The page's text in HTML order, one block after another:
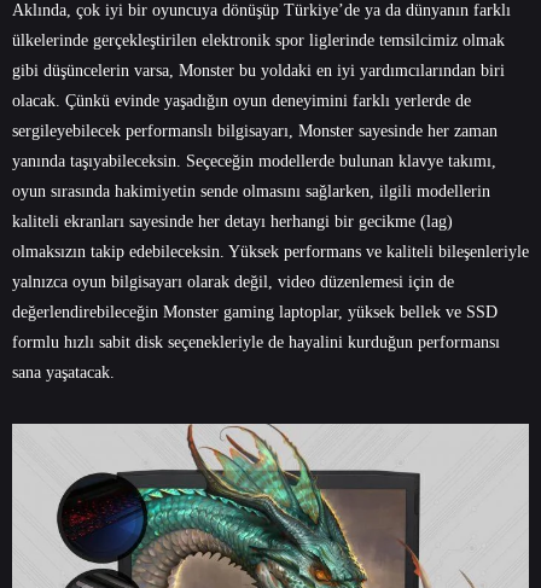
Aklında, çok iyi bir oyuncuya dönüşüp Türkiye’de ya da dünyanın farklı
ülkelerinde gerçekleştirilen elektronik spor liglerinde temsilcimiz olmak
gibi düşüncelerin varsa, Monster bu yoldaki en iyi yardımcılarından biri
olacak. Çünkü evinde yaşadığın oyun deneyimini farklı yerlerde de
sergileyebilecek performanslı bilgisayarı, Monster sayesinde her zaman
yanında taşıyabileceksin. Seçeceğin modellerde bulunan klavye takımı,
oyun sırasında hakimiyetin sende olmasını sağlarken, ilgili modellerin
kaliteli ekranları sayesinde her detayı herhangi bir gecikme (lag)
olmaksızın takip edebileceksin. Yüksek performans ve kaliteli bileşenleriyle
yalnızca oyun bilgisayarı olarak değil, video düzenlemesi için de
değerlendirebileceğin Monster gaming laptoplar, yüksek bellek ve SSD
formlu hızlı sabit disk seçenekleriyle de hayalini kurduğun performansı
sana yaşatacak.